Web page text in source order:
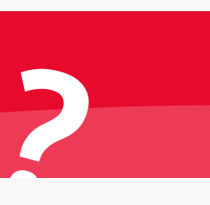
Электронные компоненты